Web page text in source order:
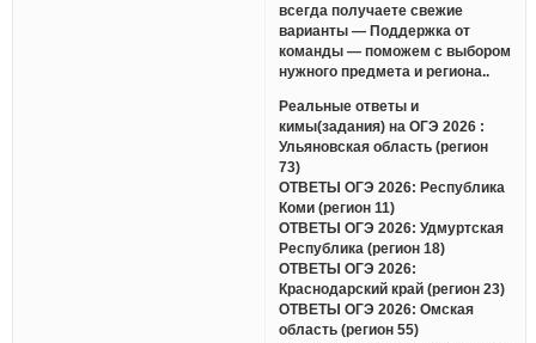
всегда получаете свежие
варианты — Поддержка от
команды — поможем с выбором
нужного предмета и региона..
Реальные ответы и
кимы(задания) на ОГЭ 2026 :
Ульяновская область (регион
73)
ОТВЕТЫ ОГЭ 2026: Республика
Коми (регион 11)
ОТВЕТЫ ОГЭ 2026: Удмуртская
Республика (регион 18)
ОТВЕТЫ ОГЭ 2026:
Краснодарский край (регион 23)
ОТВЕТЫ ОГЭ 2026: Омская
область (регион 55)